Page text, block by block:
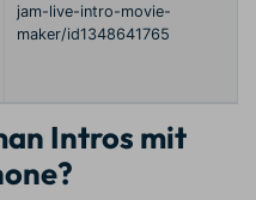
jam-live-intro-movie-
maker/id1348641765
Intros mit